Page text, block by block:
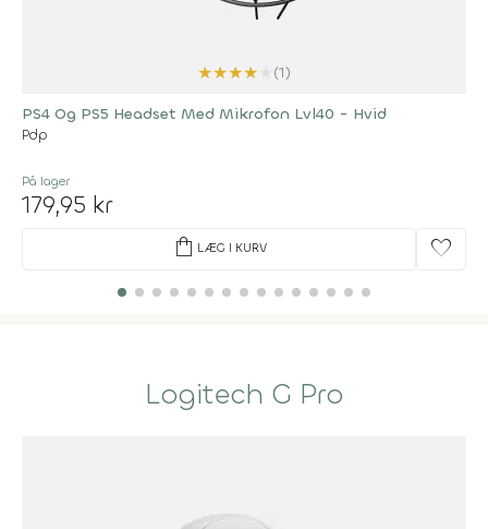
★★★★
(1)
PS4 Og PS5 Headset Med Mikrofon Lvl40 - Hvid
Pdp
På lager
179,95 kr
shopping_bag LÆG I KURV favorite
Logitech G Pro